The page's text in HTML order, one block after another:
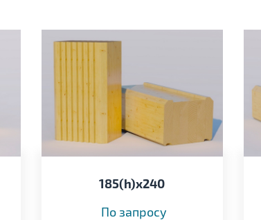
185(h)x240
По запросу